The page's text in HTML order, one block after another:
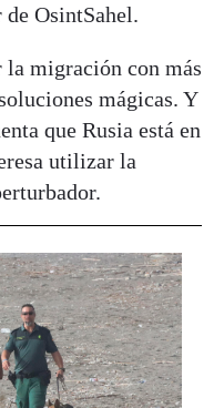
OsintSahel.
la migración con más
mágicas. Y
que Rusia está en
utilizar la